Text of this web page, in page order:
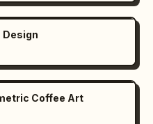
Design
Coffee Art